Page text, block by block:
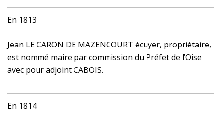
En 1813
Jean LE CARON DE MAZENCOURT écuyer, propriétaire,
est nommé maire par commission du Préfet de l’Oise
avec pour adjoint CABOIS.
En 1814